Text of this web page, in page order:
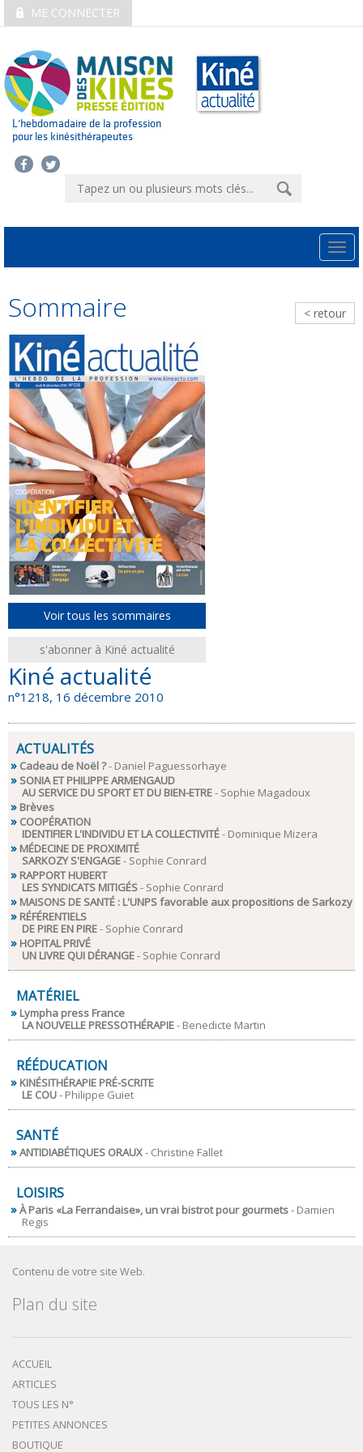
ME CONNECTER
L’hebdomadaire de la profession
pour les kinésithérapeutes
< retour
Sommaire
Voir tous les sommaires
s'abonner à Kiné actualité
Kiné actualité
n°1218, 16 décembre 2010
ACTUALITÉS
Cadeau de Noël ?- Daniel Paguessorhaye
SONIA ET PHILIPPE ARMENGAUD
AU SERVICE DU SPORT ET DU BIEN-ETRE- Sophie Magadoux
Brèves
COOPÉRATION
IDENTIFIER L'INDIVIDU ET LA COLLECTIVITÉ- Dominique Mizera
MÉDECINE DE PROXIMITÉ
SARKOZY S'ENGAGE- Sophie Conrard
RAPPORT HUBERT
LES SYNDICATS MITIGÉS- Sophie Conrard
MAISONS DE SANTÉ : L'UNPS favorable aux propositions de Sarkozy
RÉFÉRENTIELS
DE PIRE EN PIRE- Sophie Conrard
HOPITAL PRIVÉ
UN LIVRE QUI DÉRANGE- Sophie Conrard
MATÉRIEL
Lympha press France
LA NOUVELLE PRESSOTHÉRAPIE- Benedicte Martin
RÉÉDUCATION
KINÉSITHÉRAPIE PRÉ-SCRITE
LE COU- Philippe Guiet
SANTÉ
ANTIDIABÉTIQUES ORAUX- Christine Fallet
LOISIRS
À Paris «La Ferrandaise», un vrai bistrot pour gourmets- Damien
Regis
Contenu de votre site Web.
Plan du site
ACCUEIL
ARTICLES
TOUS LES N°
PETITES ANNONCES
BOUTIQUE